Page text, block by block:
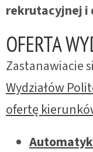
rekrutacyjnej i
OFERTA
Zastanawiacie
Wydziałów
ofertę